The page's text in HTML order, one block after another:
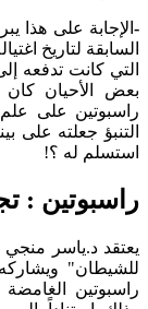
الإجابة على هذا
السابقة لتاريخ
التي كانت تدفعه
بعض الأحيان كان
راسبوتين على علم
التنبؤ جعلته على
استسلم له ؟!
راسبوتين :
يعتقد د.ياسر منجي
للشيطان" ويشاركه
راسبوتين